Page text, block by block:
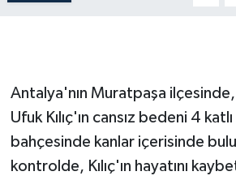
Antalya'nın Muratpaşa ilçesinde,
Ufuk Kılıç'ın cansız bedeni 4
bahçesinde kanlar içerisinde
kontrolde, Kılıç'ın hayatını